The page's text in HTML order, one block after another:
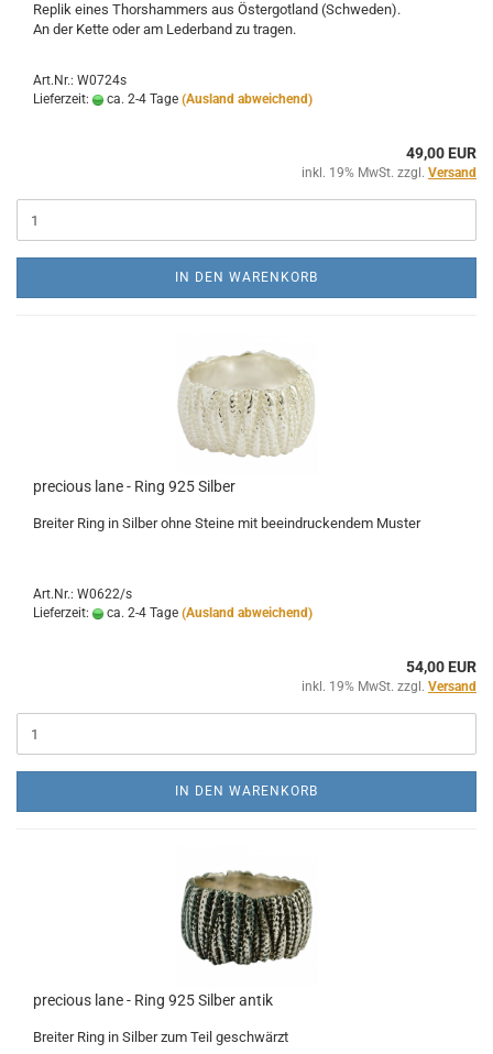
Replik eines Thorshammers aus Östergotland (Schweden).
An der Kette oder am Lederband zu tragen.
Art.Nr.: W0724s
Lieferzeit:
ca. 2-4 Tage (Ausland abweichend)
49,00 EUR
inkl. 19% MwSt. zzgl. Versand
IN DEN WARENKORB
precious lane - Ring 925 Silber
Breiter Ring in Silber ohne Steine mit beeindruckendem Muster
Art.Nr.: W0622/s
Lieferzeit:
ca. 2-4 Tage (Ausland abweichend)
54,00 EUR
inkl. 19% MwSt. zzgl. Versand
IN DEN WARENKORB
precious lane - Ring 925 Silber antik
Breiter Ring in Silber zum Teil geschwärzt